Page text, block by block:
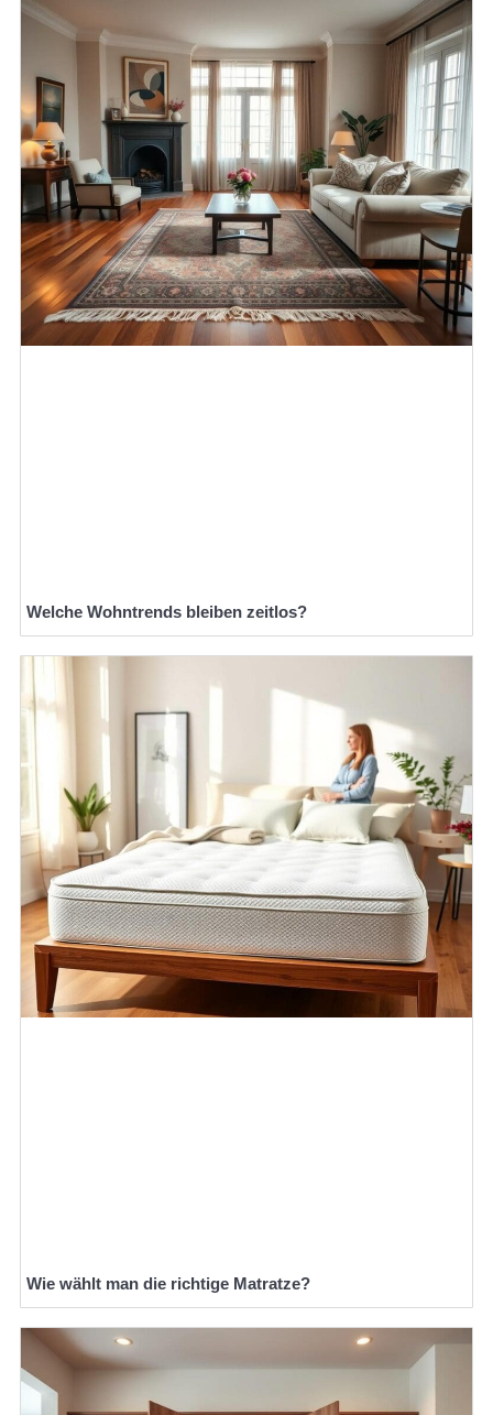
Welche Wohntrends bleiben zeitlos?
Wie wählt man die richtige Matratze?